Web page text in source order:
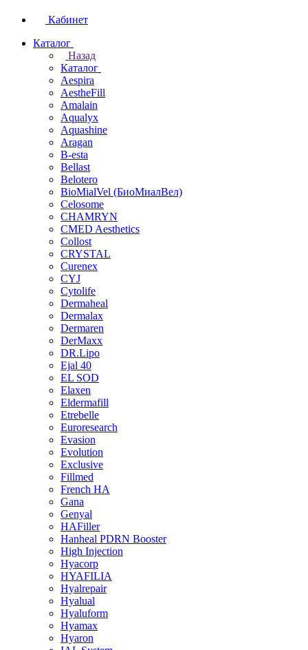
Кабинет
Каталог
Назад
Каталог
Aespira
AestheFill
Amalain
Aqualyx
Aquashine
Aragan
B-esta
Bellast
Belotero
BioMialVel (БиоМиалВел)
Celosome
CHAMRYN
CMED Aesthetics
Collost
CRYSTAL
Curenex
CYJ
Cytolife
Dermaheal
Dermalax
Dermaren
DerMaxx
DR.Lipo
Ejal 40
EL SOD
Elaxen
Eldermafill
Etrebelle
Euroresearch
Evasion
Evolution
Exclusive
Fillmed
French HA
Gana
Genyal
HAFiller
Hanheal PDRN Booster
High Injection
Hyacorp
HYAFILIA
Hyalrepair
Hyalual
Hyaluform
Hyamax
Hyaron